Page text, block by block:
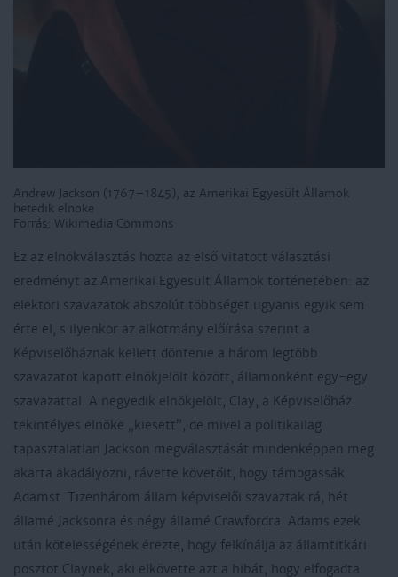
Andrew Jackson (1767–1845), az Amerikai Egyesült Államok
hetedik elnöke
Forrás: Wikimedia Commons
Ez az elnökválasztás hozta az első vitatott választási
eredményt az Amerikai Egyesült Államok történetében: az
elektori szavazatok abszolút többséget ugyanis egyik sem
érte el, s ilyenkor az alkotmány előírása szerint a
Képviselőháznak kellett döntenie a három legtöbb
szavazatot kapott elnökjelölt között, államonként egy-egy
szavazattal. A negyedik elnökjelölt, Clay, a Képviselőház
tekintélyes elnöke „kiesett”, de mivel a politikailag
tapasztalatlan Jackson megválasztását mindenképpen meg
akarta akadályozni, rávette követőit, hogy támogassák
Adamst. Tizenhárom állam képviselői szavaztak rá, hét
államé Jacksonra és négy államé Crawfordra. Adams ezek
után kötelességének érezte, hogy felkínálja az államtitkári
posztot Claynek, aki elkövette azt a hibát, hogy elfogadta.